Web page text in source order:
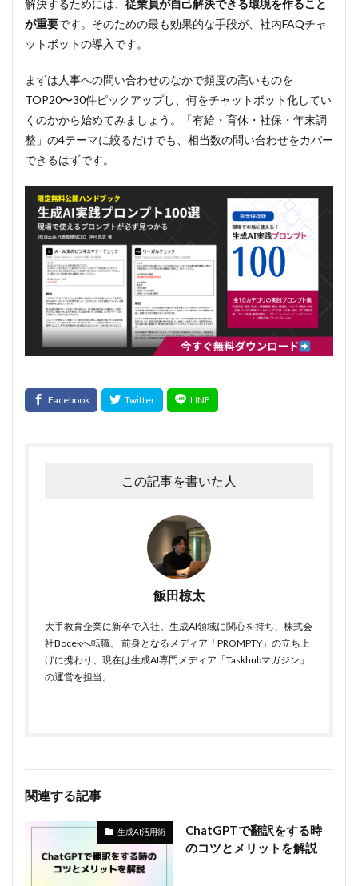
解決するためには、 従業員が自己解決できる環境を作ること
が重要です。そのための最も効果的な手段が、社内FAQチャ
ットボットの導入です。
まずは人事への問い合わせのなかで頻度の高いものを
TOP20〜30件ピックアップし、何をチャットボット化してい
くのかから始めてみましょう。「有給・育休・社保・年末調
整」の4テーマに絞るだけでも、相当数の問い合わせをカバー
できるはずです。
この記事を書いた人
飯田椋太
大手教育企業に新卒で入社。生成AI領域に関心を持ち、株式会
社Bocekへ転職。 前身となるメディア「PROMPTY」の立ち上
げに携わり、現在は生成AI専門メディア「Taskhubマガジン」
の運営を担当。
関連する記事
生成AI活用術
ChatGPTで翻訳をする時
のコツとメリットを解説